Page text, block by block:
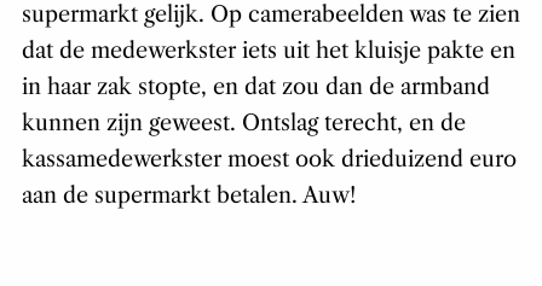
supermarkt gelijk. Op camerabeelden was te zien
dat de medewerkster iets uit het kluisje pakte en
in haar zak stopte, en dat zou dan de armband
kunnen zijn geweest. Ontslag terecht, en de
kassamedewerkster moest ook drieduizend euro
aan de supermarkt betalen. Auw!